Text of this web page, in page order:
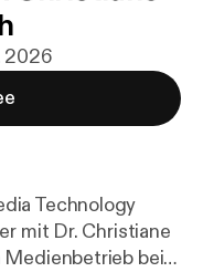
2026
Technology
mit Dr. Christiane
beim